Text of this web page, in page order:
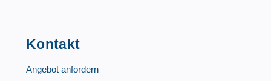
Kontakt
Angebot anfordern